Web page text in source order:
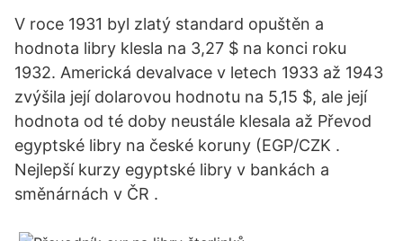
V roce 1931 byl zlatý standard opuštěn a
hodnota libry klesla na 3,27 $ na konci roku
1932. Americká devalvace v letech 1933 až 1943
zvýšila její dolarovou hodnotu na 5,15 $, ale její
hodnota od té doby neustále klesala až Převod
egyptské libry na české koruny (EGP/CZK .
Nejlepší kurzy egyptské libry v bankách a
směnárnách v ČR .